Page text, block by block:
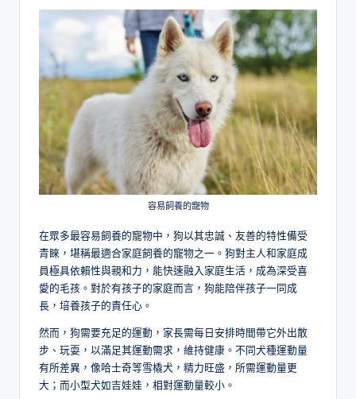
容易飼養的寵物
在眾多最容易飼養的寵物中，狗以其忠誠、友善的特性備受
青睞，堪稱最適合家庭飼養的寵物之一。狗對主人和家庭成
員極具依賴性與親和力，能快速融入家庭生活，成為深受喜
愛的毛孩。對於有孩子的家庭而言，狗能陪伴孩子一同成
長，培養孩子的責任心。
然而，狗需要充足的運動，家長需每日安排時間帶它外出散
步、玩耍，以滿足其運動需求，維持健康。不同犬種運動量
有所差異，像哈士奇等雪橇犬，精力旺盛，所需運動量更
大；而小型犬如吉娃娃，相對運動量較小。